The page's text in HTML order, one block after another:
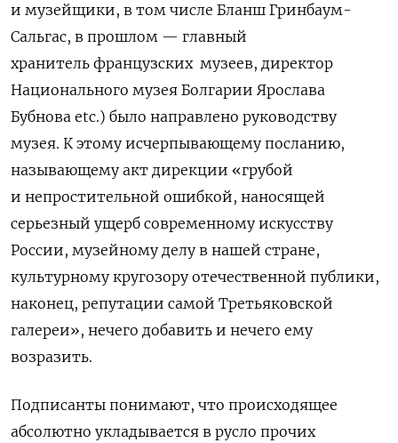
и музейщики, в том числе Бланш Гринбаум-
Сальгас, в прошлом — главный
хранитель французских музеев, директор
Национального музея Болгарии Ярослава
Бубнова etc.) было направлено руководству
музея. К этому исчерпывающему посланию,
называющему акт дирекции «грубой
и непростительной ошибкой, наносящей
серьезный ущерб современному искусству
России, музейному делу в нашей стране,
культурному кругозору отечественной публики,
наконец, репутации самой Третьяковской
галереи», нечего добавить и нечего ему
возразить.
Подписанты понимают, что происходящее
абсолютно укладывается в русло прочих